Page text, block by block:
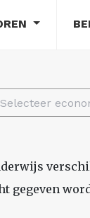
gegeven